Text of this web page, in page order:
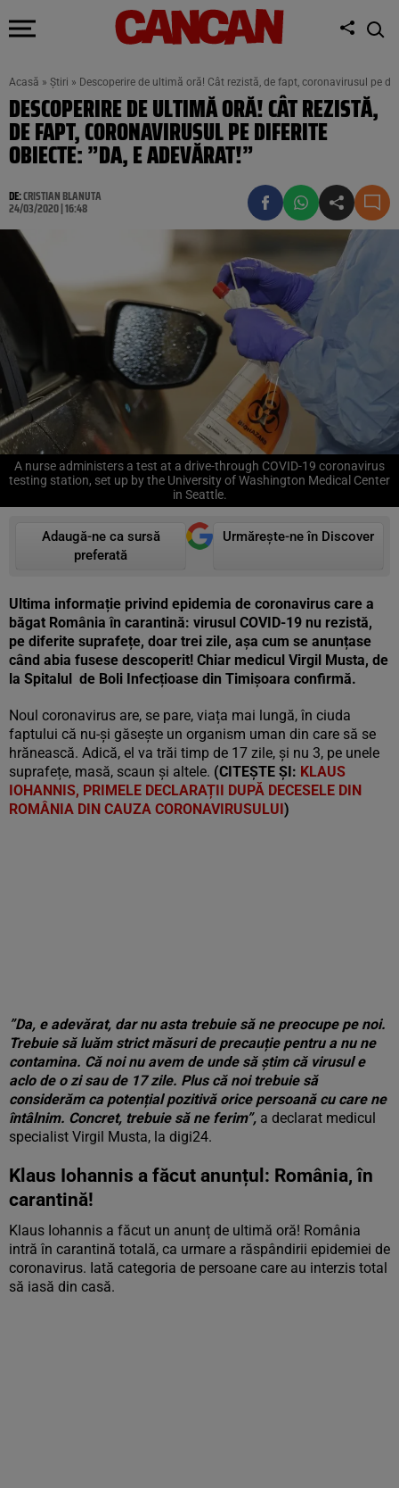
Acasă » Știri » Descoperire de ultimă oră! Cât rezistă, de fapt, coronavirusul pe
DESCOPERIRE DE ULTIMĂ ORĂ! CÂT REZISTĂ,
DE FAPT, CORONAVIRUSUL PE DIFERITE
OBIECTE: ”DA, E ADEVĂRAT!”
DE:CRISTIAN BLANUTA
24/03/2020 | 16:48
A nurse administers a test at a drive-through COVID-19 coronavirus
testing station, set up by the University of Washington Medical Center
in Seattle.
Adaugă-ne ca sursă
preferată
Urmărește-ne în Discover
Ultima informație privind epidemia de coronavirus care a
băgat România în carantină: virusul COVID-19 nu rezistă,
pe diferite suprafețe, doar trei zile, așa cum se anunțase
când abia fusese descoperit! Chiar medicul Virgil Musta, de
la Spitalul de Boli Infecțioase din Timișoara confirmă.
Noul coronavirus are, se pare, viața mai lungă, în ciuda
faptului că nu-și găsește un organism uman din care să se
hrănească. Adică, el va trăi timp de 17 zile, și nu 3, pe unele
suprafețe, masă, scaun și altele. (CITEȘTE ȘI: KLAUS
IOHANNIS, PRIMELE DECLARAȚII DUPĂ DECESELE DIN
ROMÂNIA DIN CAUZA CORONAVIRUSULUI)
”Da, e adevărat, dar nu asta trebuie să ne preocupe pe noi.
Trebuie să luăm strict măsuri de precauție pentru a nu ne
contamina. Că noi nu avem de unde să știm că virusul e
aclo de o zi sau de 17 zile. Plus că noi trebuie să
considerăm ca potențial pozitivă orice persoană cu care ne
întâlnim. Concret, trebuie să ne ferim”, a declarat medicul
specialist Virgil Musta, la digi24.
Klaus Iohannis a făcut anunțul: România, în
carantină!
Klaus Iohannis a făcut un anunț de ultimă oră! România
intră în carantină totală, ca urmare a răspândirii epidemiei de
coronavirus. Iată categoria de persoane care au interzis total
să iasă din casă.